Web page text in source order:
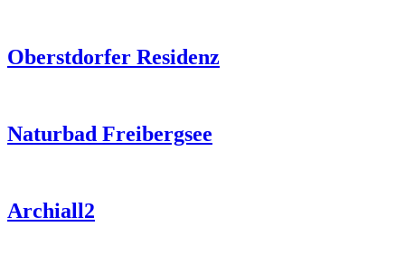
Oberstdorfer Residenz
Naturbad Freibergsee
Archiall2